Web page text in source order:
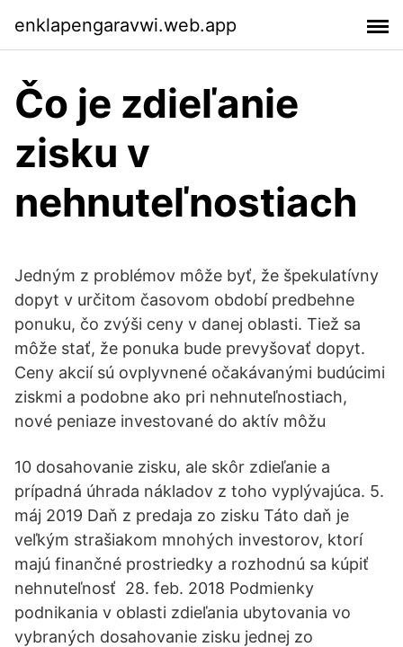
enklapengaravwi.web.app
Čo je zdieľanie
zisku v
nehnuteľnostiach
Jedným z problémov môže byť, že špekulatívny
dopyt v určitom časovom období predbehne
ponuku, čo zvýši ceny v danej oblasti. Tiež sa
môže stať, že ponuka bude prevyšovať dopyt.
Ceny akcií sú ovplyvnené očakávanými budúcimi
ziskmi a podobne ako pri nehnuteľnostiach,
nové peniaze investované do aktív môžu
10 dosahovanie zisku, ale skôr zdieľanie a
prípadná úhrada nákladov z toho vyplývajúca. 5.
máj 2019 Daň z predaja zo zisku Táto daň je
veľkým strašiakom mnohých investorov, ktorí
majú finančné prostriedky a rozhodnú sa kúpiť
nehnuteľnosť 28. feb. 2018 Podmienky
podnikania v oblasti zdieľania ubytovania vo
vybraných dosahovanie zisku jednej zo